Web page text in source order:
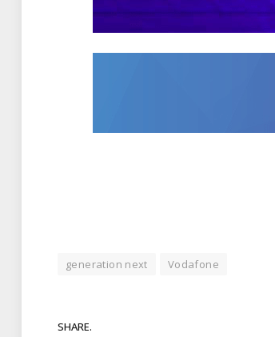
generation next Vodafone
SHARE.